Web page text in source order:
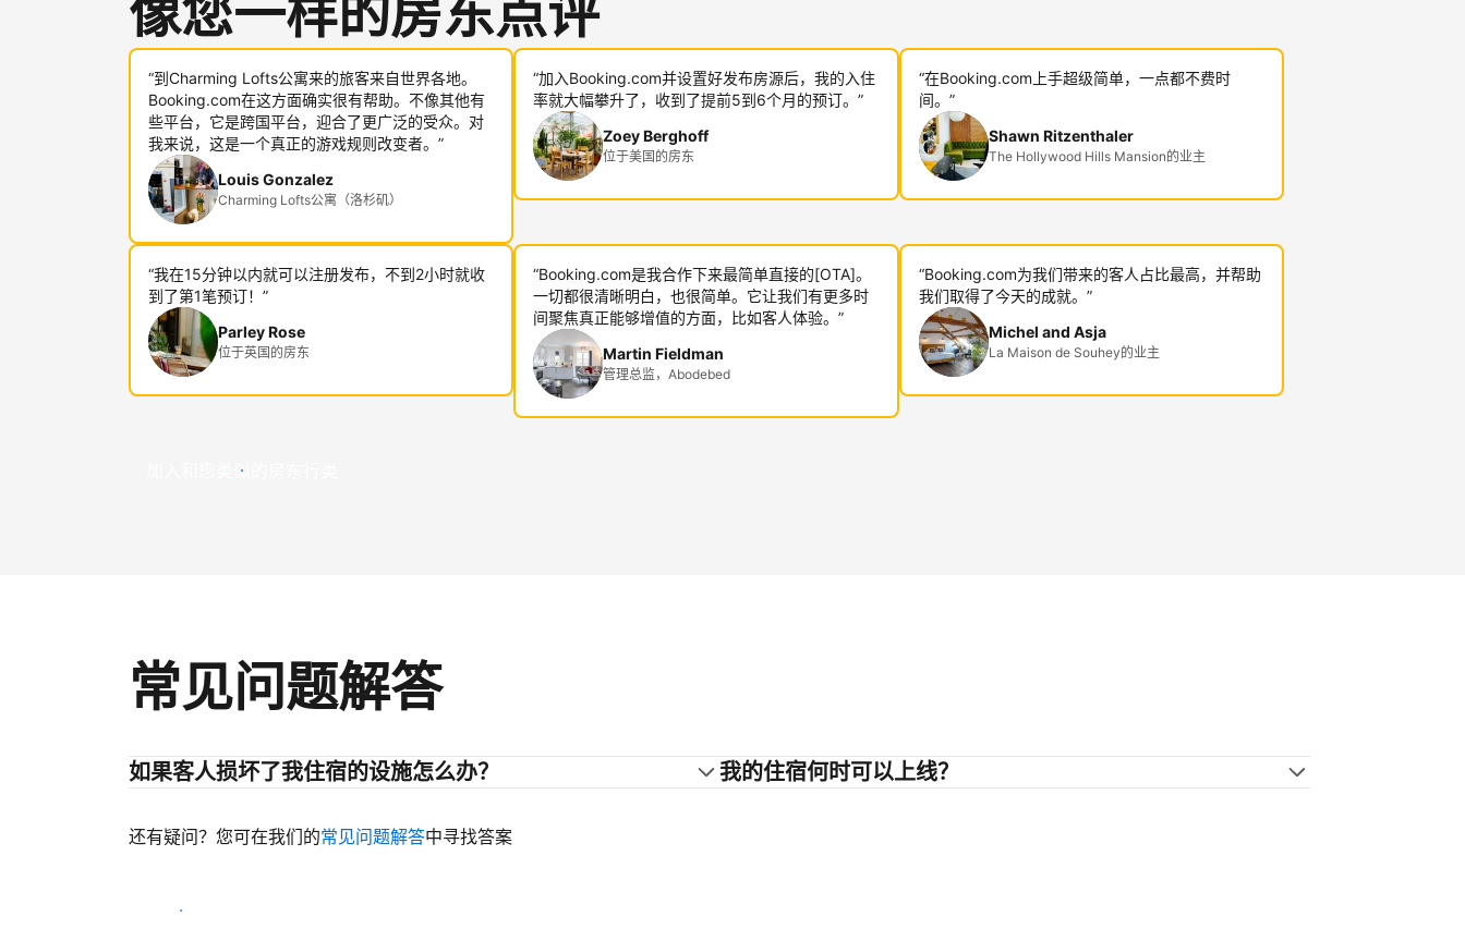
像您一样的房东点评
“到Charming Lofts公寓来的旅客来自世界各地。
Booking.com在这方面确实很有帮助。不像其他有
些平台，它是跨国平台，迎合了更广泛的受众。对
我来说，这是一个真正的游戏规则改变者。”
Louis Gonzalez
Charming Lofts公寓（洛杉矶）
“加入Booking.com并设置好发布房源后，我的入住
率就大幅攀升了，收到了提前5到6个月的预订。”
Zoey Berghoff
位于美国的房东
“在Booking.com上手超级简单，一点都不费时
间。”
Shawn Ritzenthaler
The Hollywood Hills Mansion的业主
“我在15分钟以内就可以注册发布，不到2小时就收
到了第1笔预订！”
Parley Rose
位于英国的房东
“Booking.com是我合作下来最简单直接的[OTA]。
一切都很清晰明白，也很简单。它让我们有更多时
间聚焦真正能够增值的方面，比如客人体验。”
Martin Fieldman
管理总监，Abodebed
“Booking.com为我们带来的客人占比最高，并帮助
我们取得了今天的成就。”
Michel and Asja
La Maison de Souhey的业主
加入和您类似的房东行类
常见问题解答
如果客人损坏了我住宿的设施怎么办？ 我的住宿何时可以上线？
还有疑问？您可在我们的常见问题解答中寻找答案
开始迎客